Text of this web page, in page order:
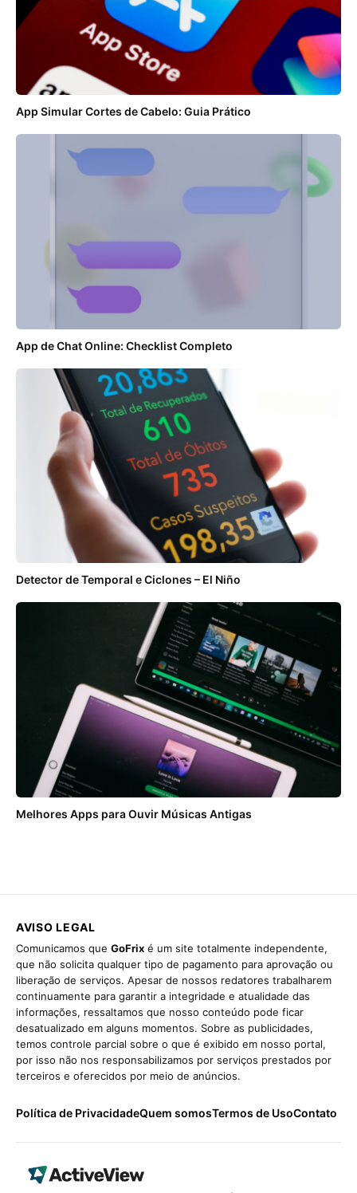
App Simular Cortes de Cabelo: Guia Prático
App de Chat Online: Checklist Completo
Detector de Temporal e Ciclones – El Niño
Melhores Apps para Ouvir Músicas Antigas
AVISO LEGAL
Comunicamos que GoFrix é um site totalmente independente,
que não solicita qualquer tipo de pagamento para aprovação ou
liberação de serviços. Apesar de nossos redatores trabalharem
continuamente para garantir a integridade e atualidade das
informações, ressaltamos que nosso conteúdo pode ficar
desatualizado em alguns momentos. Sobre as publicidades,
temos controle parcial sobre o que é exibido em nosso portal,
por isso não nos responsabilizamos por serviços prestados por
terceiros e oferecidos por meio de anúncios.
Política de PrivacidadeQuem somosTermos de UsoContato